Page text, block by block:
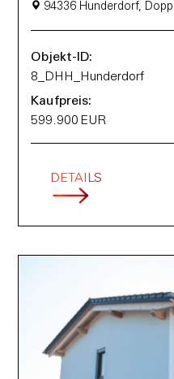
94336 Hunderdorf,
Objekt-ID:
8_DHH_Hunderdorf
Kaufpreis:
599.900 EUR
DETAILS